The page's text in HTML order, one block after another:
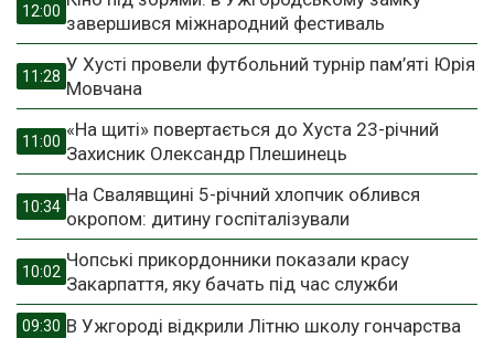
завершився міжнародний фестиваль
12:00
У Хусті провели футбольний турнір пам’яті Юрія
Мовчана
11:28
«На щиті» повертається до Хуста 23-річний
Захисник Олександр Плешинець
11:00
На Свалявщині 5-річний хлопчик облився
окропом: дитину госпіталізували
10:34
Чопські прикордонники показали красу
Закарпаття, яку бачать під час служби
10:02
В Ужгороді відкрили Літню школу гончарства
09:30